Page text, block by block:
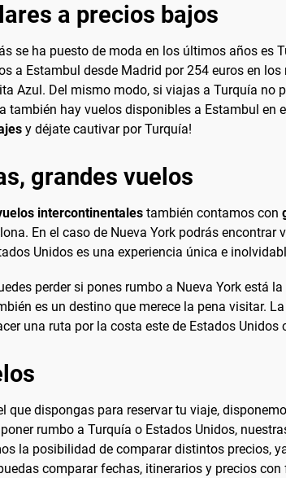
a precios bajos
se ha puesto de moda en los últimos años
a Estambul desde Madrid por 254 euros en
Azul. Del mismo modo, si viajas a Turquía
también hay vuelos disponibles a Estambul en
y déjate cautivar por Turquía!
grandes vuelos
intercontinentales también contamos con
En el caso de Nueva York podrás
Unidos es una experiencia única e
perder si pones rumbo a Nueva York está
es un destino que merece la pena visitar.
una ruta por la costa este de Estados
que dispongas para reservar tu viaje,
rumbo a Turquía o Estados Unidos,
la posibilidad de comparar distintos precios,
comparar fechas, itinerarios y precios